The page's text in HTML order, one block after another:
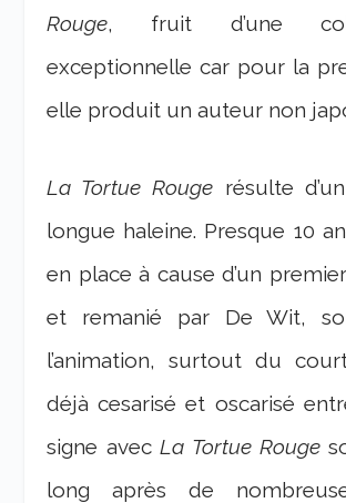
Rouge, fruit d’une
exceptionnelle car pour la
elle produit un auteur non
La Tortue Rouge résulte
longue haleine. Presque 10
en place à cause d’un
et remanié par De Wit,
l’animation, surtout du
déjà cesarisé et oscarisé
signe avecLa Tortue Rouge
long après de